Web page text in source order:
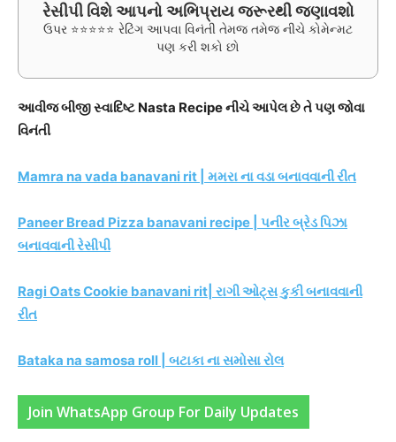
રેસીપી વિશે આપનો અભિપ્રાય જરૂરથી જણાવશો
ઉપર ⭐⭐⭐⭐⭐ રેટિંગ આપવા વિનંતી તેમજ તમેજ નીચે કોમેન્મટ
પણ કરી શકો છો
આવીજ બીજી સ્વાદિષ્ટ Nasta Recipe નીચે આપેલ છે તે પણ જોવા
વિનંતી
Mamra na vada banavani rit | મમરા ના વડા બનાવવાની રીત
Paneer Bread Pizza banavani recipe | પનીર બ્રેડ પિઝા
બનાવવાની રેસીપી
Ragi Oats Cookie banavani rit| રાગી ઓટ્સ કુકી બનાવવાની
રીત
Bataka na samosa roll | બટાકા ના સમોસા રોલ
Join WhatsApp Group For Daily Updates